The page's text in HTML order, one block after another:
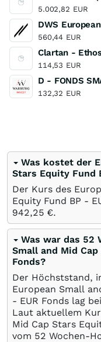
5.002,82 EUR
DWS
560,44 EUR
Clartan -
114,53 EUR
D - FONDS
132,32 EUR
Was kostet der
Stars Equity Fund
Der Kurs des
Equity Fund BP -
942,25 €.
Was war das 52
Small and Mid
Fonds?
Der Höchststand,
European Small
- EUR Fonds lag
Laut aktuellem
Mid Cap Stars
vom 52 Wochen-